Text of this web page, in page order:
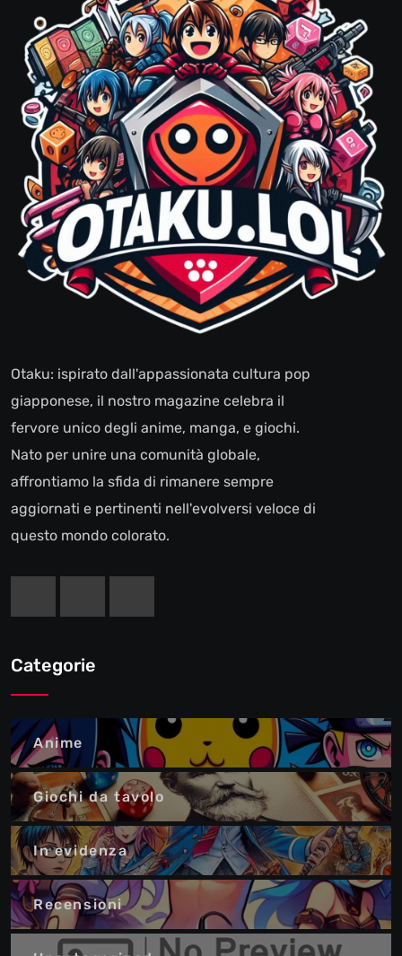
Otaku: ispirato dall'appassionata cultura pop
giapponese, il nostro magazine celebra il
fervore unico degli anime, manga, e giochi.
Nato per unire una comunità globale,
affrontiamo la sfida di rimanere sempre
aggiornati e pertinenti nell'evolversi veloce di
questo mondo colorato.
Categorie
Anime
Giochi da tavolo
In evidenza
Recensioni